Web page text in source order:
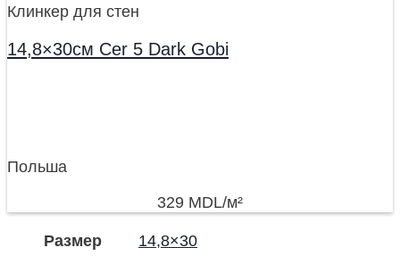
Клинкер для стен
14,8×30см Cer 5 Dark Gobi
Польша
329 MDL/м²
Размер 14,8×30